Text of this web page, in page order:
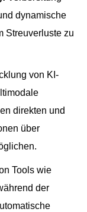
dynamische
Streuverluste zu
von KI-
direkten und
über
Tools wie
der